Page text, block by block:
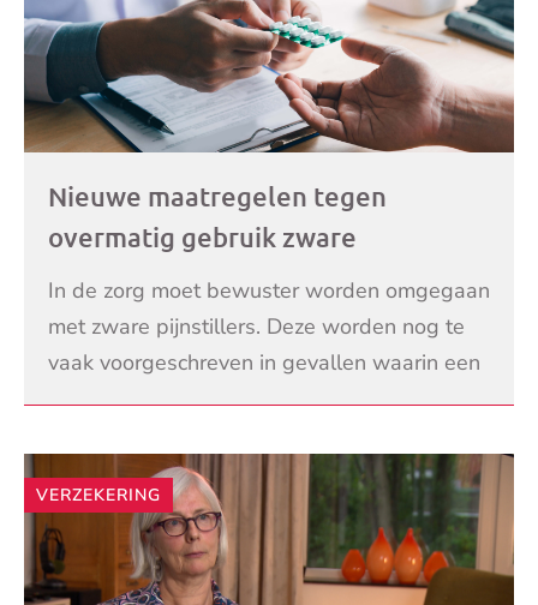
Nieuwe maatregelen tegen
overmatig gebruik zware
pijnstillers
In de zorg moet bewuster worden omgegaan
met zware pijnstillers. Deze worden nog te
vaak voorgeschreven in gevallen waarin een
lichtere pijnstiller al voldoet. Ook gebruikers
LEES VERDER
VERZEKERING